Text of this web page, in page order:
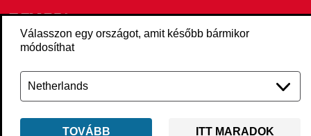
Válasszon egy országot, amit később bármikor
módosíthat
TOVÁBB ITT MARADOK
Vissza muszaki-adatok